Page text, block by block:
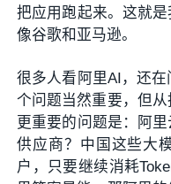
把应用跑起来。这就
像谷歌和亚马逊。
很多人看阿里AI，还
个问题当然重要，但从
更重要的问题是：阿
供应商？中国这些大
户，只要继续消耗